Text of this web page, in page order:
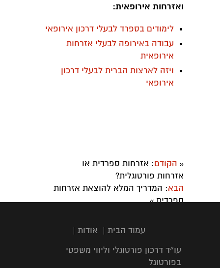
ואזרחות אירופאית:
לימודים בספרד לבעלי דרכון אירופאי
עבודה באירופה לבעלי אזרחות
אירופאית
ויזה לארצות הברית לבעלי דרכון
אירופאי
« הקודם: ​אזרחות ספרדית או
אזרחות פורטוגלית?
הבא: ​המדריך המלא להוצאת אזרחות
ספרדית»
עמוד הבית | אודות |
עו״ד דרכון פורטוגלי וליווי משפטי
בפורטוגל